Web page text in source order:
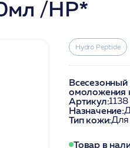
/HP*
Hydro Peptide
омоложения
Артикул:1138
Назначение:
Тип кожи:Для
Товар в